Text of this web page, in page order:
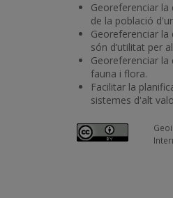
Georeferenciar la
de la població
Georeferenciar
són d’utilitat per
Georeferenciar
fauna i flora.
Facilitar la
sistemes d'alt